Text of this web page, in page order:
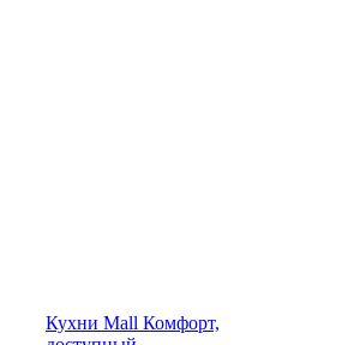
Кухни Mall Комфорт,